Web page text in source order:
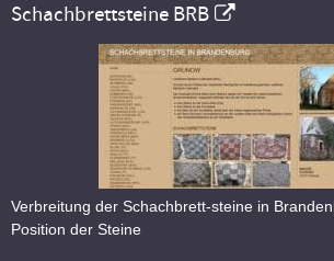
Schachbrettsteine BRB
Verbreitung der Schachbrett-steine in
Position der Steine